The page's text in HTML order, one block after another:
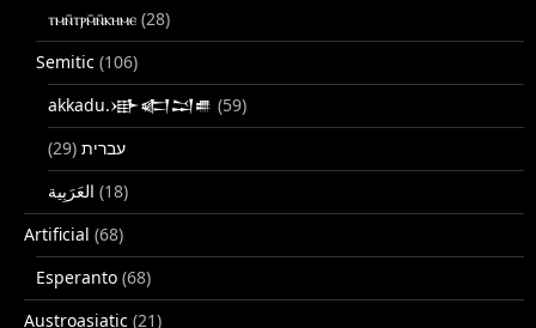
ⲧⲙⲛ̄ⲧⲣⲙ̄ⲛ̄ⲕⲏⲙⲉ (28)
Semitic (106)
akkadu.𒀝𒅗𒁺𒌑 (59)
עברית (29)
(18)
Artificial (68)
Esperanto (68)
Austroasiatic (21)